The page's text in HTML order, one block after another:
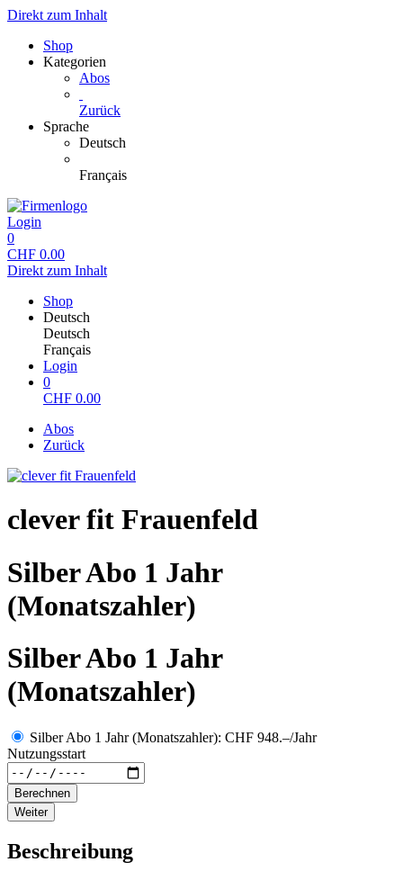
Direkt zum Inhalt
Shop
Kategorien
Abos
Zurück
Sprache
Deutsch
Français
Login
0
CHF 0.00
Direkt zum Inhalt
Shop
Deutsch
Deutsch
Français
Login
0
CHF 0.00
Abos
Zurück
clever fit Frauenfeld
Silber Abo 1 Jahr
(Monatszahler)
Silber Abo 1 Jahr
(Monatszahler)
Silber Abo 1 Jahr (Monatszahler): CHF 948.–/Jahr
Nutzungsstart
Berechnen
Weiter
Beschreibung